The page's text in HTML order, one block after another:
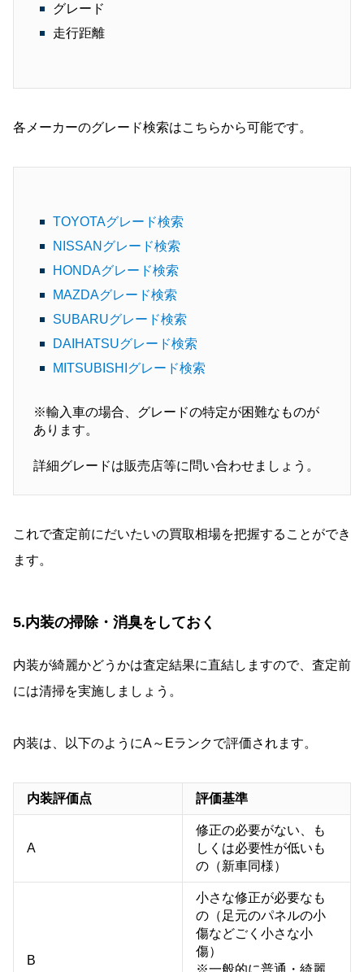
グレード
走行距離
各メーカーのグレード検索はこちらから可能です。
TOYOTAグレード検索
NISSANグレード検索
HONDAグレード検索
MAZDAグレード検索
SUBARUグレード検索
DAIHATSUグレード検索
MITSUBISHIグレード検索
※輸入車の場合、グレードの特定が困難なものが
あります。
詳細グレードは販売店等に問い合わせましょう。
これで査定前にだいたいの買取相場を把握することができ
ます。
5.内装の掃除・消臭をしておく
内装が綺麗かどうかは査定結果に直結しますので、査定前
には清掃を実施しましょう。
内装は、以下のようにA～Eランクで評価されます。
内装評価点 評価基準
A
修正の必要がない、も
しくは必要性が低いも
の（新車同様）
B
小さな修正が必要なも
の（足元のパネルの小
傷などごく小さな小
傷）
※一般的に普通・綺麗